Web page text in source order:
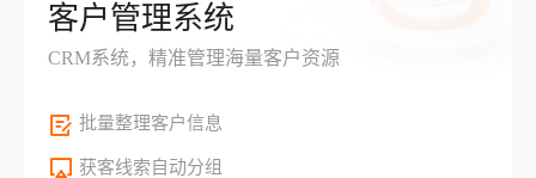
客户管理系统
CRM系统，精准管理海量客户资源
批量整理客户信息
获客线索自动分组